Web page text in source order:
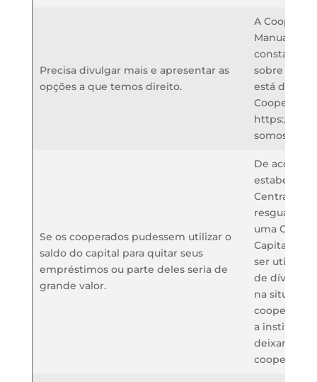
Precisa divulgar mais e apresentar as
opções a que temos direito.
A
Manual do
constam
sobre a
está
https://
somos/
Se os cooperados pudessem utilizar o
saldo do capital para quitar seus
empréstimos ou parte deles seria de
grande valor.
De acordo
Central do
resguardar
uma
Capital, o
ser
de dívidas
na situação
cooperado
a
deixando
cooperado.